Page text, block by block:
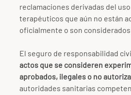
reclamaciones derivadas del
terapéuticos que aún no están
oficialmente o son
El seguro de responsabilidad
actos que se consideren
aprobados, ilegales o no
autoridades sanitarias